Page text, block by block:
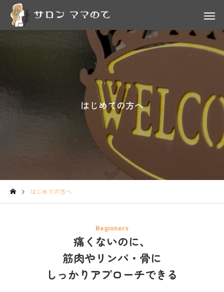
はじめての方へ
はじめての方へ
痛くないのに、
筋肉やリンパ・骨に
しっかりアプローチできる